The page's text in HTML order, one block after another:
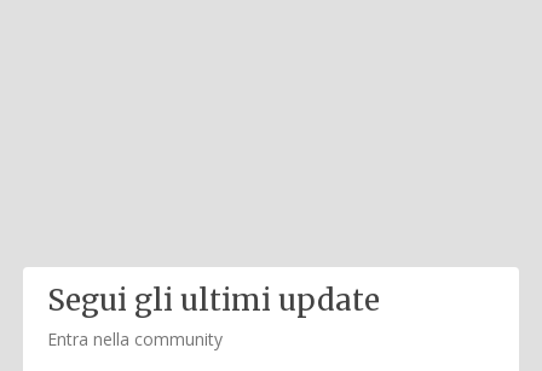
Segui gli ultimi update
Entra nella community